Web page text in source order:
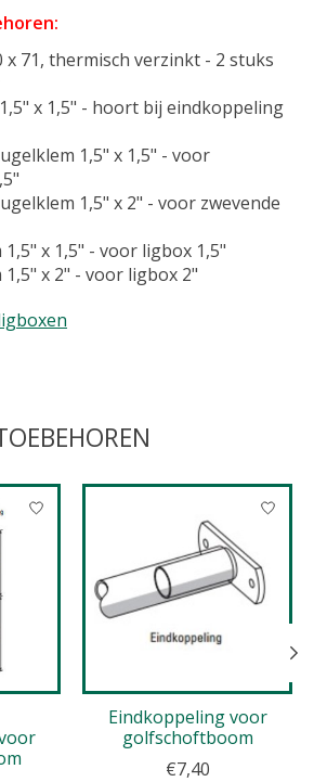
71, thermisch verzinkt - 2 stuks
x 1,5" - hoort bij eindkoppeling
1,5" x 1,5" - voor
1,5" x 2" - voor zwevende
x 1,5" - voor ligbox 1,5"
x 2" - voor ligbox 2"
Eindkoppeling voor
golfschoftboom
€7,40